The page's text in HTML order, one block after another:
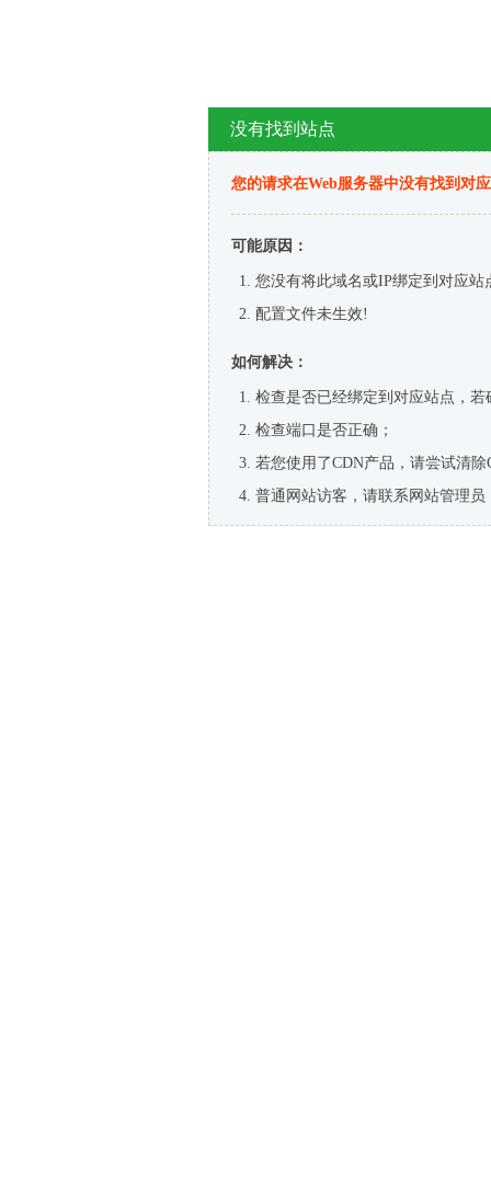
没有找到站点
您的请求在Web服务器中没有找到对
可能原因：
您没有将此域名或IP绑定到对应站
配置文件未生效!
如何解决：
检查是否已经绑定到对应站点，
检查端口是否正确；
若您使用了CDN产品，请尝试清除
普通网站访客，请联系网站管理员